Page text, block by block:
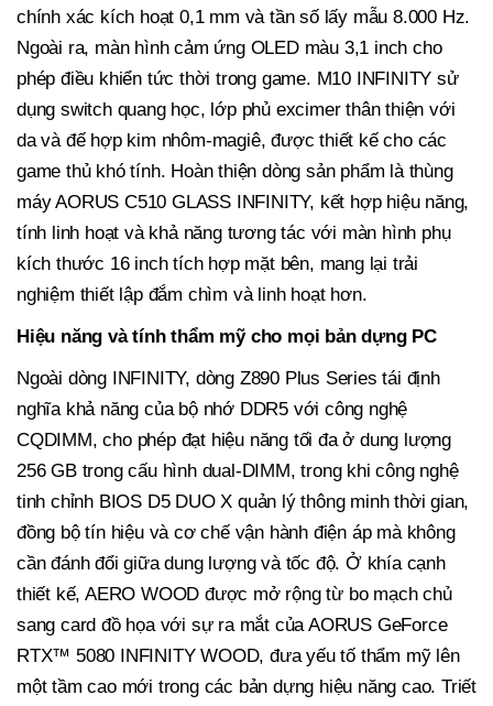
chính xác kích hoạt 0,1 mm và tần số lấy mẫu 8.000 Hz.
Ngoài ra, màn hình cảm ứng OLED màu 3,1 inch cho
phép điều khiển tức thời trong game. M10 INFINITY sử
dụng switch quang học, lớp phủ excimer thân thiện với
da và đế hợp kim nhôm-magiê, được thiết kế cho các
game thủ khó tính. Hoàn thiện dòng sản phẩm là thùng
máy AORUS C510 GLASS INFINITY, kết hợp hiệu năng,
tính linh hoạt và khả năng tương tác với màn hình phụ
kích thước 16 inch tích hợp mặt bên, mang lại trải
nghiệm thiết lập đắm chìm và linh hoạt hơn.
Hiệu năng và tính thẩm mỹ cho mọi bản dựng PC
Ngoài dòng INFINITY, dòng Z890 Plus Series tái định
nghĩa khả năng của bộ nhớ DDR5 với công nghệ
CQDIMM, cho phép đạt hiệu năng tối đa ở dung lượng
256 GB trong cấu hình dual-DIMM, trong khi công nghệ
tinh chỉnh BIOS D5 DUO X quản lý thông minh thời gian,
đồng bộ tín hiệu và cơ chế vận hành điện áp mà không
cần đánh đổi giữa dung lượng và tốc độ. Ở khía cạnh
thiết kế, AERO WOOD được mở rộng từ bo mạch chủ
sang card đồ họa với sự ra mắt của AORUS GeForce
RTX™ 5080 INFINITY WOOD, đưa yếu tố thẩm mỹ lên
một tầm cao mới trong các bản dựng hiệu năng cao. Triết